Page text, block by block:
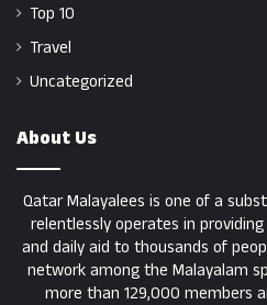
Top 10
Travel
Uncategorized
About Us
Qatar Malayalees is one of a
relentlessly operates in
and daily aid to thousands of
network among the Malayalam
more than 129,000 members